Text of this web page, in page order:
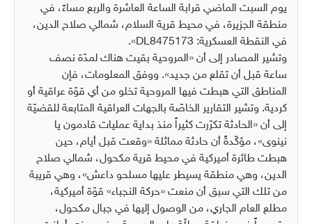
يوم السبت الماضي قرابة الساعة العاشرة والربع مساءً، في
منطقة الجزيرة، في محيط قرية السلام، شمالي صلاح الدين،
في النقطة العسكرية: DL8475173».
وتشير المصادر إلى أن «المروحية بقيت هناك لمدّة نصف
ساعة قبل أن تقلع من جديد». ووفق المعلومات، فإن
المناطق التي هبطت فيها المروحية تخلو من أي قوّة عراقية أو
كردية. وتشير التقارير الخاصّة بالجهات العراقية المتابعة للقضيّة
إلى أن «الحادثة تكرّرت كثيراً منذ بداية عمليات قادمون يا
نينوى»، مؤكّدةً أن حادثة مماثلة «وقعت قبل أيام، حين
هبطت طائرة أميركية في محيط قرية مكحول، شمالي صلاح
الدين، وهي منطقة يسيطر عليها مسلحو داعش»، وهي قريبة
من تلك التي سبق أن منعت «حركة النجباء» قوّة أميركية،
مطلع العام الجاري، من الوصول إليها في جبال مكحول،